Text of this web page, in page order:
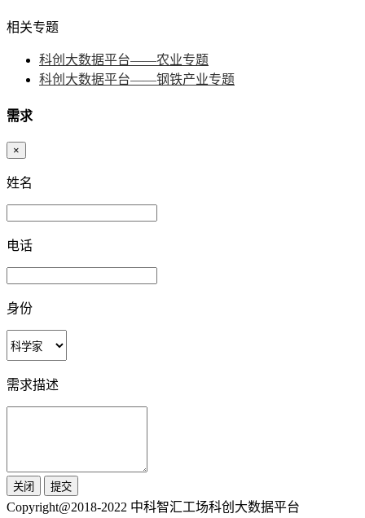
相关专题
科创大数据平台——农业专题
科创大数据平台——钢铁产业专题
需求
×
姓名
电话
身份
需求描述
关闭 提交
Copyright@2018-2022 中科智汇工场科创大数据平台